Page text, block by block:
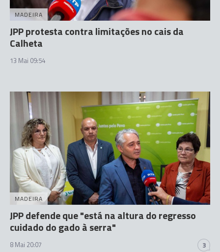
MADEIRA
JPP protesta contra limitações no cais da
Calheta
13 Mai 09:54
MADEIRA
JPP defende que "está na altura do regresso
cuidado do gado à serra"
8 Mai 20:07 3